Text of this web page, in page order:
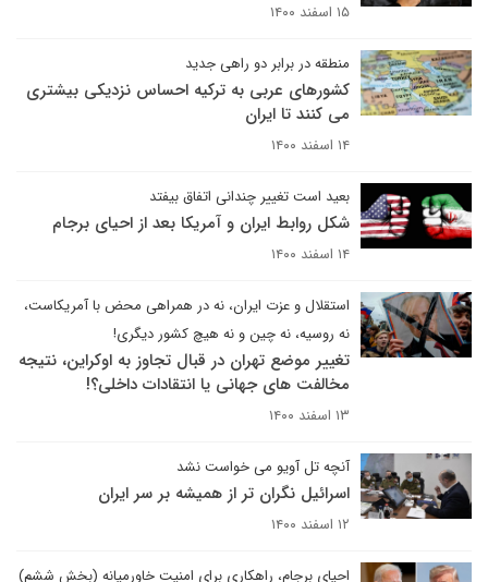
۱۵ اسفند ۱۴۰۰
منطقه در برابر دو راهی جدید
کشورهای عربی به ترکیه احساس نزدیکی بیشتری
می کنند تا ایران
۱۴ اسفند ۱۴۰۰
بعید است تغییر چندانی اتفاق بیفتد
شکل روابط ایران و آمریکا بعد از احیای برجام
۱۴ اسفند ۱۴۰۰
استقلال و عزت ایران، نه در همراهی محض با آمریکاست،
نه روسیه، نه چین و نه هیچ کشور دیگری!
تغییر موضع تهران در قبال تجاوز به اوکراین، نتیجه
مخالفت های جهانی یا انتقادات داخلی؟!
۱۳ اسفند ۱۴۰۰
آنچه تل آویو می خواست نشد
اسرائیل نگران تر از همیشه بر سر ایران
۱۲ اسفند ۱۴۰۰
احیای برجام، راهکاری برای امنیت خاورمیانه (بخش ششم)